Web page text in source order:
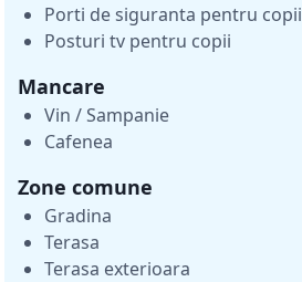
Porti de siguranta pentru copii
Posturi tv pentru copii
Mancare
Vin / Sampanie
Cafenea
Zone comune
Gradina
Terasa
Terasa exterioara